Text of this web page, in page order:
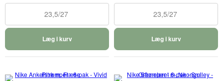
23,5/27
Læg i kurv
23,5/27
Læg i kurv